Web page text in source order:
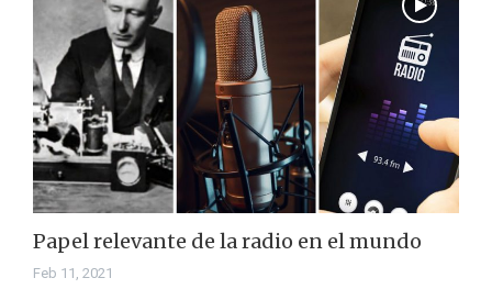
Papel relevante de la radio en el mundo
Feb 11, 2021